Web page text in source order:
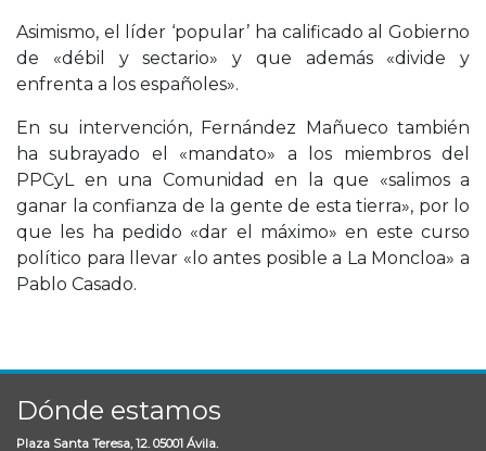
Asimismo, el líder ‘popular’ ha calificado al Gobierno
de «débil y sectario» y que además «divide y
enfrenta a los españoles».
En su intervención, Fernández Mañueco también
ha subrayado el «mandato» a los miembros del
PPCyL en una Comunidad en la que «salimos a
ganar la confianza de la gente de esta tierra», por lo
que les ha pedido «dar el máximo» en este curso
político para llevar «lo antes posible a La Moncloa» a
Pablo Casado.
Dónde estamos
Plaza Santa Teresa, 12. 05001 Ávila.